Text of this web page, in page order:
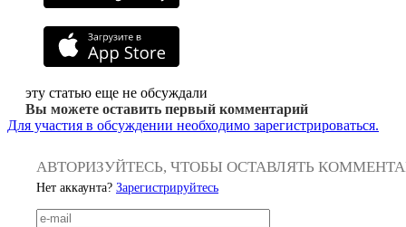
эту статью еще не обсуждали
Вы можете оставить первый комментарий
Для участия в обсуждении необходимо зарегистрироваться.
АВТОРИЗУЙТЕСЬ, ЧТОБЫ ОСТАВЛЯТЬ
Нет аккаунта? Зарегистрируйтесь